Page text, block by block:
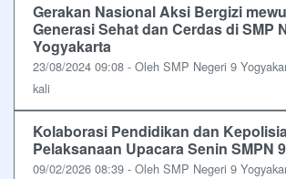
Gerakan Nasional Aksi Bergizi
Generasi Sehat dan Cerdas di SMP
Yogyakarta
23/08/2024 09:08 - Oleh SMP Negeri 9
kali
Kolaborasi Pendidikan dan
Pelaksanaan Upacara Senin SMPN
09/02/2026 08:39 - Oleh SMP Negeri 9